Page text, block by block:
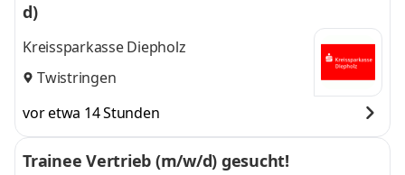
d)
Kreissparkasse Diepholz
Twistringen
vor etwa 14 Stunden
Trainee Vertrieb (m/w/d) gesucht!